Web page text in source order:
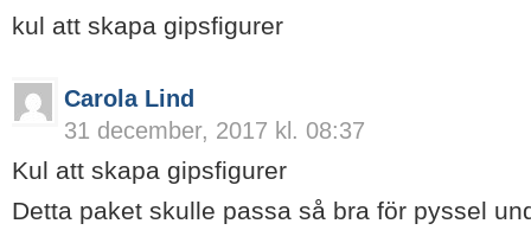
kul att skapa gipsfigurer
Carola Lind
31 december, 2017 kl. 08:37
Kul att skapa gipsfigurer
Detta paket skulle passa så bra för pyssel